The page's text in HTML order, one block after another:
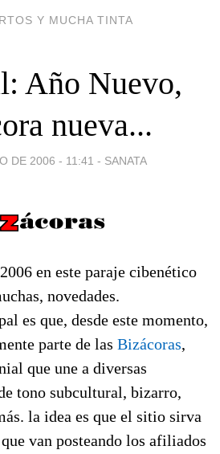
Y MUCHA TINTA
Año Nuevo,
nueva...
DE 2006 - 11:41 - SANATA
en este paraje cibenético
novedades.
es que, desde este momento,
parte de las Bizácoras,
que une a diversas
tono subcultural, bizarro,
la idea es que el sitio sirva
van posteando los afiliados